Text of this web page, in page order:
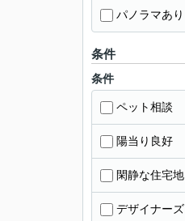
パノラマあり
条件
条件
ペット相談
陽当り良好
閑静な住宅地
デザイナーズ